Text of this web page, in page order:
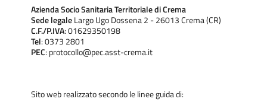
Azienda Socio Sanitaria Territoriale di Crema
Sede legaleLargo Ugo Dossena 2 - 26013 Crema (CR)
C.F./P.IVA: 01629350198
Tel: 0373 2801
PEC: protocollo@pec.asst-crema.it
Sito web realizzato secondo le linee guida di: